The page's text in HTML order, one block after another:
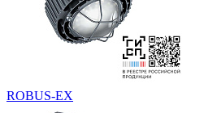
ROBUS-EX